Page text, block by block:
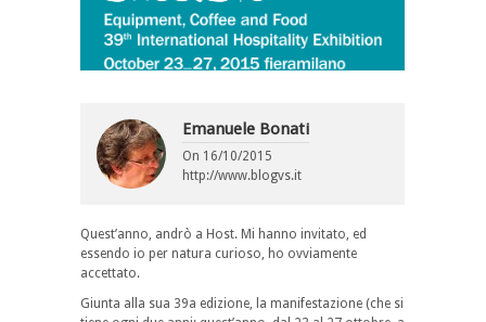
Emanuele Bonati
On 16/10/2015
http://www.blogvs.it
Quest’anno, andrò a Host. Mi hanno invitato, ed
essendo io per natura curioso, ho ovviamente
accettato.
Giunta alla sua 39a edizione, la manifestazione (che si